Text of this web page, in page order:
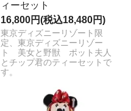
ィーセット
16,800円(税込18,480円)
東京ディズニーリゾート限
定、東京ディズニーリゾー
ト 美女と野獣 ポット夫人
とチップ君のティーセットで
す。